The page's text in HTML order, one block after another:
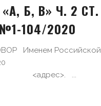
Б, В» Ч. 2 СТ.
104/2020
Именем Российской
...